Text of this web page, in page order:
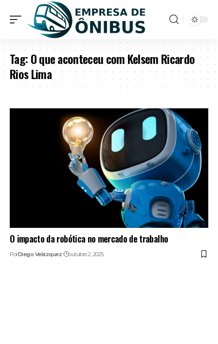
Tag:O que aconteceu com Kelsem Ricardo
Rios Lima
O impacto da robótica no mercado de trabalho
PorDiego Velázquez outubro 2, 2025